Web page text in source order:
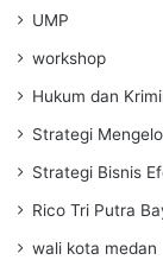
UMP
workshop
Hukum dan
Strategi
Strategi Bisnis
Rico Tri Putra
wali kota medan